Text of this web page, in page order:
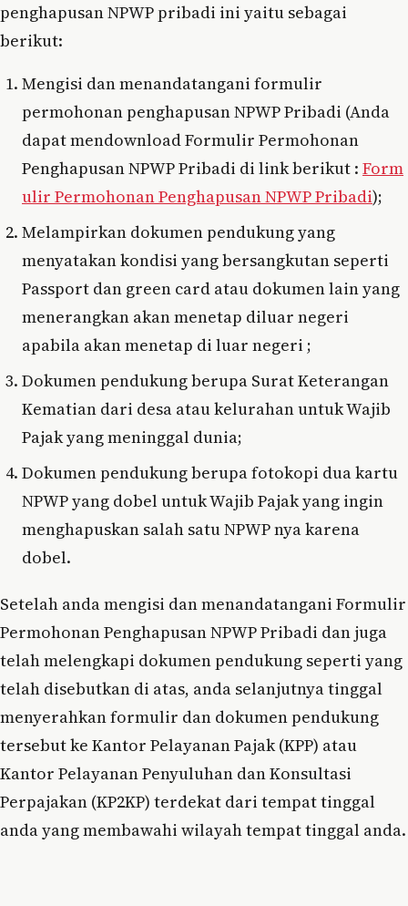
penghapusan NPWP pribadi ini yaitu sebagai
berikut:
Mengisi dan menandatangani formulir
permohonan penghapusan NPWP Pribadi (Anda
dapat mendownload Formulir Permohonan
Penghapusan NPWP Pribadi di link berikut : Form
ulir Permohonan Penghapusan NPWP Pribadi);
Melampirkan dokumen pendukung yang
menyatakan kondisi yang bersangkutan seperti
Passport dan green card atau dokumen lain yang
menerangkan akan menetap diluar negeri
apabila akan menetap di luar negeri ;
Dokumen pendukung berupa Surat Keterangan
Kematian dari desa atau kelurahan untuk Wajib
Pajak yang meninggal dunia;
Dokumen pendukung berupa fotokopi dua kartu
NPWP yang dobel untuk Wajib Pajak yang ingin
menghapuskan salah satu NPWP nya karena
dobel.
Setelah anda mengisi dan menandatangani Formulir
Permohonan Penghapusan NPWP Pribadi dan juga
telah melengkapi dokumen pendukung seperti yang
telah disebutkan di atas, anda selanjutnya tinggal
menyerahkan formulir dan dokumen pendukung
tersebut ke Kantor Pelayanan Pajak (KPP) atau
Kantor Pelayanan Penyuluhan dan Konsultasi
Perpajakan (KP2KP) terdekat dari tempat tinggal
anda yang membawahi wilayah tempat tinggal anda.